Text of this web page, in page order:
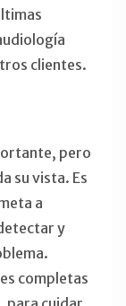
clientes.
pero
su vista. Es
a
y
completas